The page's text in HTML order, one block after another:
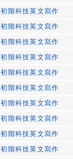
初階科技英文寫作
初階科技英文寫作
初階科技英文寫作
初階科技英文寫作
初階科技英文寫作
初階科技英文寫作
初階科技英文寫作
初階科技英文寫作
初階科技英文寫作
初階科技英文寫作